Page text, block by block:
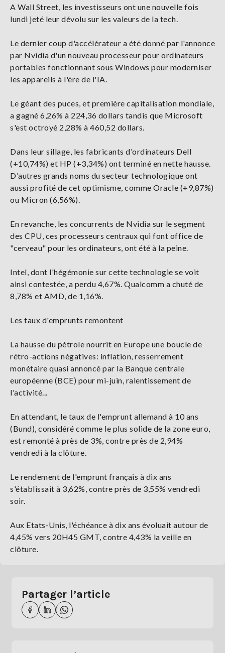
A Wall Street, les investisseurs ont une nouvelle fois
lundi jeté leur dévolu sur les valeurs de la tech.
Le dernier coup d'accélérateur a été donné par l'annonce
par Nvidia d'un nouveau processeur pour ordinateurs
portables fonctionnant sous Windows pour moderniser
les appareils à l'ère de l'IA.
Le géant des puces, et première capitalisation mondiale,
a gagné 6,26% à 224,36 dollars tandis que Microsoft
s'est octroyé 2,28% à 460,52 dollars.
Dans leur sillage, les fabricants d'ordinateurs Dell
(+10,74%) et HP (+3,34%) ont terminé en nette hausse.
D'autres grands noms du secteur technologique ont
aussi profité de cet optimisme, comme Oracle (+9,87%)
ou Micron (6,56%).
En revanche, les concurrents de Nvidia sur le segment
des CPU, ces processeurs centraux qui font office de
"cerveau" pour les ordinateurs, ont été à la peine.
Intel, dont l'hégémonie sur cette technologie se voit
ainsi contestée, a perdu 4,67%. Qualcomm a chuté de
8,78% et AMD, de 1,16%.
Les taux d'emprunts remontent
La hausse du pétrole nourrit en Europe une boucle de
rétro-actions négatives: inflation, resserrement
monétaire quasi annoncé par la Banque centrale
européenne (BCE) pour mi-juin, ralentissement de
l'activité...
En attendant, le taux de l'emprunt allemand à 10 ans
(Bund), considéré comme le plus solide de la zone euro,
est remonté à près de 3%, contre près de 2,94%
vendredi à la clôture.
Le rendement de l'emprunt français à dix ans
s'établissait à 3,62%, contre près de 3,55% vendredi
soir.
Aux Etats-Unis, l'échéance à dix ans évoluait autour de
4,45% vers 20H45 GMT, contre 4,43% la veille en
clôture.
Partager l’article